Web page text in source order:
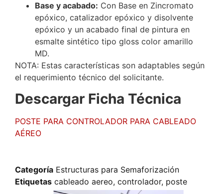
Base y acabado: Con Base en Zincromato
epóxico, catalizador epóxico y disolvente
epóxico y un acabado final de pintura en
esmalte sintético tipo gloss color amarillo
MD.
NOTA: Estas características son adaptables según
el requerimiento técnico del solicitante.
Descargar Ficha Técnica
POSTE PARA CONTROLADOR PARA CABLEADO
AÉREO
Categoría Estructuras para Semaforización
Etiquetas cableado aereo, controlador, poste